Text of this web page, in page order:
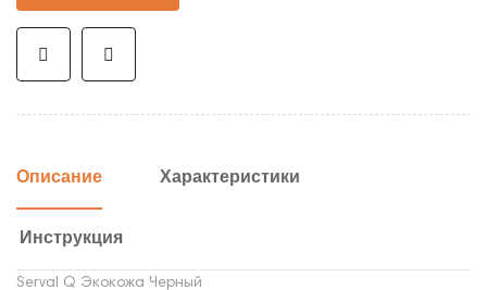
Описание Характеристики
Инструкция
Serval Q Экокожа Черный